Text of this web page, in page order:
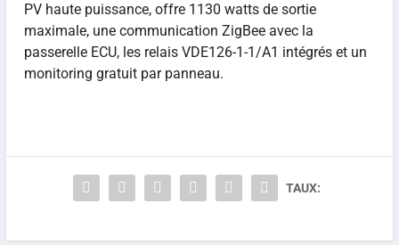
PV haute puissance, offre 1130 watts de sortie
maximale, une communication ZigBee avec la
passerelle ECU, les relais VDE126-1-1/A1 intégrés et un
monitoring gratuit par panneau.
TAUX: